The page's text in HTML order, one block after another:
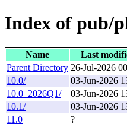
Index of pub/
Name Last
Parent Directory 26-Jul-2026
10.0/
03-Jun-2026
10.0_2026Q1/
03-Jun-2026
10.1/
03-Jun-2026
11.0
?